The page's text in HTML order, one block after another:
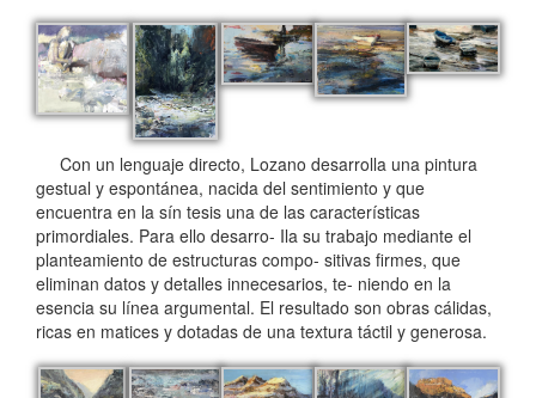
Con un lenguaje directo, Lozano desarrolla una pintura
gestual y espontánea, nacida del sentimiento y que
encuentra en la sín tesis una de las características
primordiales. Para ello desarro- Ila su trabajo mediante el
planteamiento de estructuras compo- sitivas firmes, que
eliminan datos y detalles innecesarios, te- niendo en la
esencia su línea argumental. El resultado son obras cálidas,
ricas en matices y dotadas de una textura táctil y generosa.